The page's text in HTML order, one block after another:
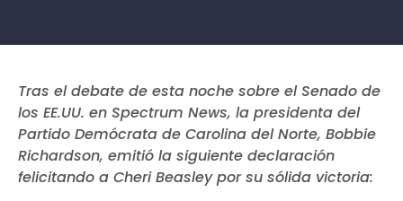
Tras el debate de esta noche sobre el Senado de
los EE.UU. en Spectrum News, la presidenta del
Partido Demócrata de Carolina del Norte, Bobbie
Richardson, emitió la siguiente declaración
felicitando a Cheri Beasley por su sólida victoria: